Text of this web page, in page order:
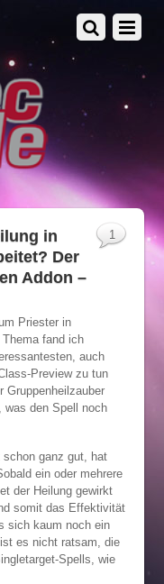
in
Der
Addon –
Priester in
fand ich
auch
Preview zu tun
Gruppenheilzauber
was den Spell noch
ganz gut, hat
ein oder mehrere
der Heilung gewirkt
somit das Effektivität
sich kaum noch ein
es nicht ratsam, die
Spells, wie
1